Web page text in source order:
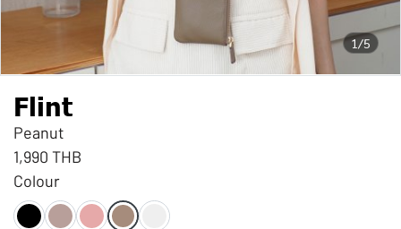
1/5
Flint
Peanut
1,990 THB
Colour